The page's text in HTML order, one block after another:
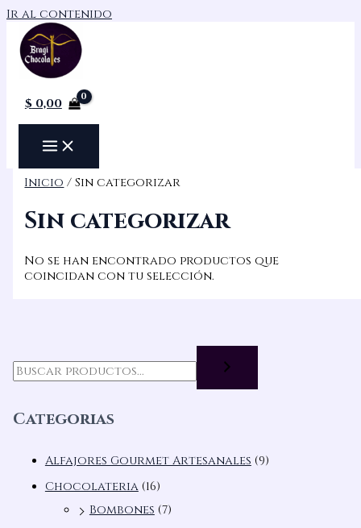
Ir al contenido
$0,00
Categorias
Alfajores Gourmet Artesanales (9)
Chocolateria (16)
Bombones (7)
Inicio / Sin categorizar
Sin categorizar
No se han encontrado productos que
coincidan con tu selección.